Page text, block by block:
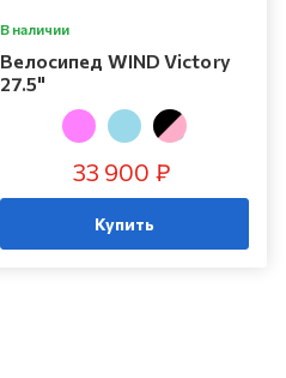
В наличии
Велосипед WIND Victory
27.5"
33 900 ₽
Купить